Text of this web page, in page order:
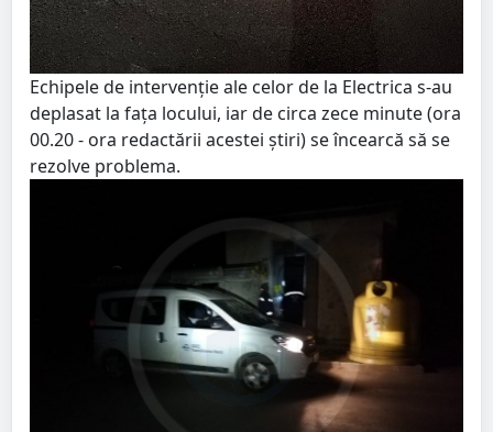
Echipele de intervenție ale celor de la Electrica s-au
deplasat la fața locului, iar de circa zece minute (ora
00.20 - ora redactării acestei știri) se încearcă să se
rezolve problema.